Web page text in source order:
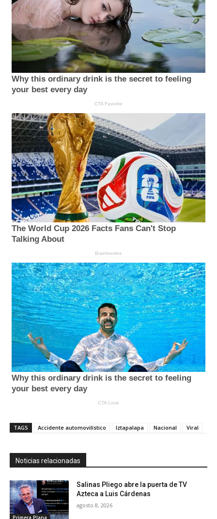
TAGS Accidente automovilístico Iztapalapa Nacional Viral
Noticias relacionadas
Primera Plana
Salinas Pliego abre la puerta de TV
Azteca a Luis Cárdenas
agosto 8, 2026